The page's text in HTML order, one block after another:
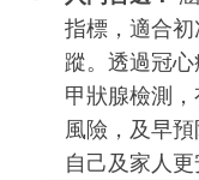
指標，適合
蹤。透過冠
甲狀腺檢測
風險，及早
自己及家人更